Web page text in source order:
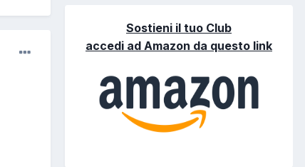
Sostieni il tuo Club
accedi ad Amazon da questo link